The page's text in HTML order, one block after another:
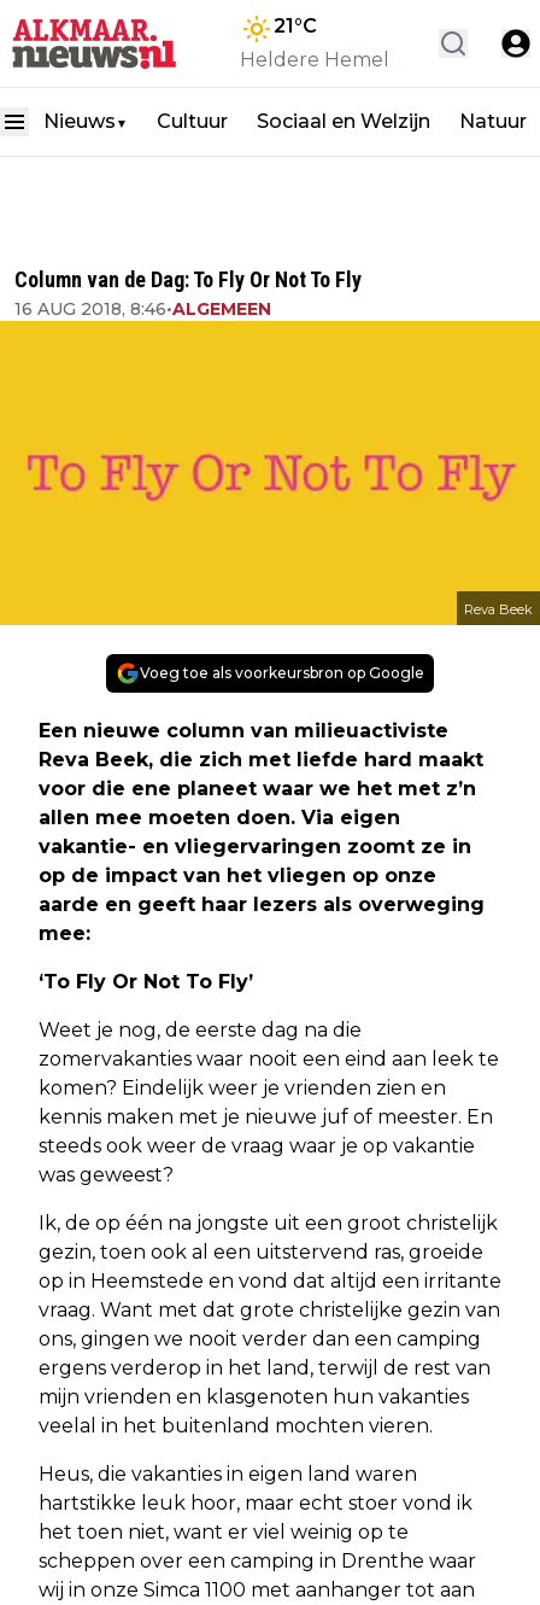
21°C
Heldere Hemel
Nieuws ▼ Cultuur Sociaal en Welzijn Natuur
Column van de Dag: To Fly Or Not To Fly
16 AUG 2018, 8:46•ALGEMEEN
Reva Beek
Voeg toe als voorkeursbron op Google
Een nieuwe column van milieuactiviste
Reva Beek, die zich met liefde hard maakt
voor die ene planeet waar we het met z’n
allen mee moeten doen. Via eigen
vakantie- en vliegervaringen zoomt ze in
op de impact van het vliegen op onze
aarde en geeft haar lezers als overweging
mee:
‘To Fly Or Not To Fly’
Weet je nog, de eerste dag na die
zomervakanties waar nooit een eind aan leek te
komen? Eindelijk weer je vrienden zien en
kennis maken met je nieuwe juf of meester. En
steeds ook weer de vraag waar je op vakantie
was geweest?
Ik, de op één na jongste uit een groot christelijk
gezin, toen ook al een uitstervend ras, groeide
op in Heemstede en vond dat altijd een irritante
vraag. Want met dat grote christelijke gezin van
ons, gingen we nooit verder dan een camping
ergens verderop in het land, terwijl de rest van
mijn vrienden en klasgenoten hun vakanties
veelal in het buitenland mochten vieren.
Heus, die vakanties in eigen land waren
hartstikke leuk hoor, maar echt stoer vond ik
het toen niet, want er viel weinig op te
scheppen over een camping in Drenthe waar
wij in onze Simca 1100 met aanhanger tot aan